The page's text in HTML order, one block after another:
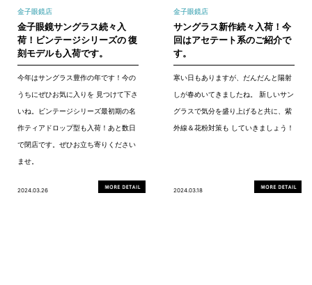
金子眼鏡店
金子眼鏡サングラス続々入
荷！ビンテージシリーズの 復
刻モデルも入荷です。
今年はサングラス豊作の年です！今の
うちにぜひお気に入りを 見つけて下さ
いね。ビンテージシリーズ最初期の名
作ティアドロップ型も入荷！あと数日
で閉店です。ぜひお立ち寄りください
ませ。
2024.03.26
金子眼鏡店
サングラス新作続々入荷！今
回はアセテート系のご紹介で
す。
寒い日もありますが、だんだんと陽射
しが春めいてきましたね。 新しいサン
グラスで気分を盛り上げると共に、紫
外線＆花粉対策も していきましょう！
2024.03.18